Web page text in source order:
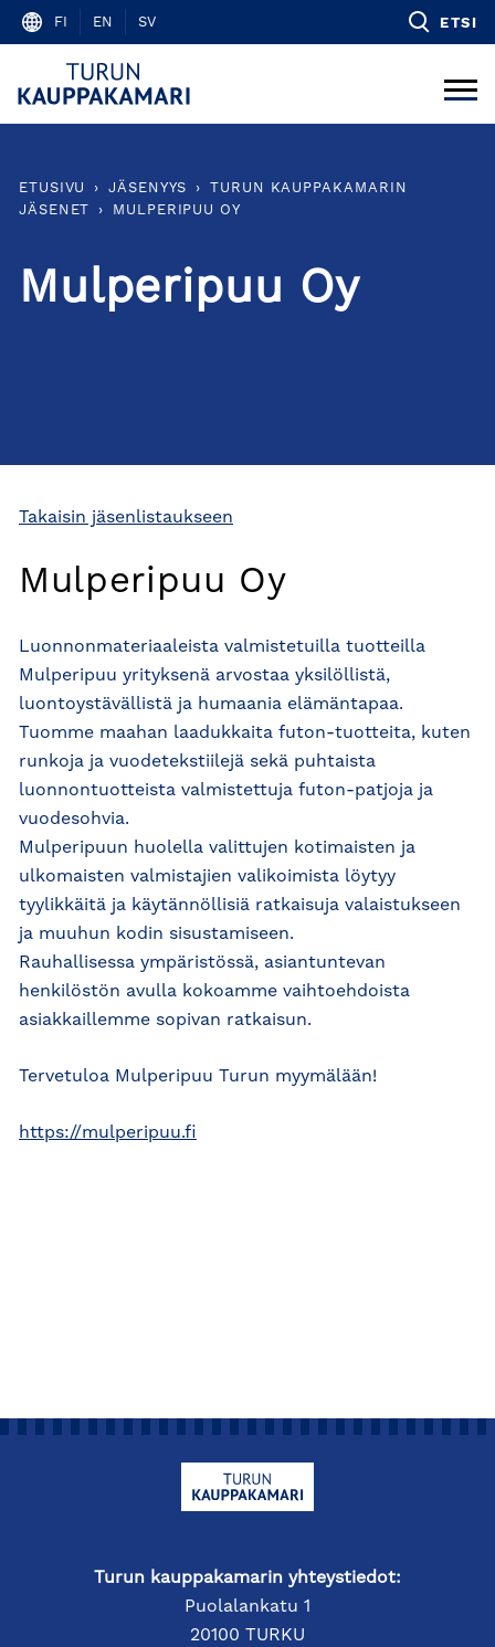
Skip
content
FI EN SV ETSI
ETUSIVU › JÄSENYYS ›
TURUN KAUPPAKAMARIN
JÄSENET
› MULPERIPUU OY
Mulperipuu Oy
Takaisin jäsenlistaukseen
Mulperipuu Oy
Luonnonmateriaaleista valmistetuilla tuotteilla
Mulperipuu yrityksenä arvostaa yksilöllistä,
luontoystävällistä ja humaania elämäntapaa.
Tuomme maahan laadukkaita futon-tuotteita, kuten
runkoja ja vuodetekstiilejä sekä puhtaista
luonnontuotteista valmistettuja futon-patjoja ja
vuodesohvia.
Mulperipuun huolella valittujen kotimaisten ja
ulkomaisten valmistajien valikoimista löytyy
tyylikkäitä ja käytännöllisiä ratkaisuja valaistukseen
ja muuhun kodin sisustamiseen.
Rauhallisessa ympäristössä, asiantuntevan
henkilöstön avulla kokoamme vaihtoehdoista
asiakkaillemme sopivan ratkaisun.
Tervetuloa Mulperipuu Turun myymälään!
https://mulperipuu.fi
Turun kauppakamarin yhteystiedot:
Puolalankatu 1
20100 TURKU